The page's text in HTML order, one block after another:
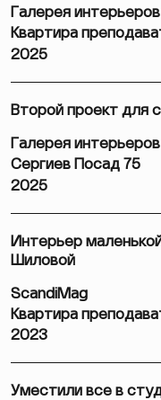
Галерея интерьеров
Квартира
2025
Второй проект для
Галерея интерьеров
Сергиев Посад 75
2025
Интерьер
Шиловой
ScandiMag
Квартира
2023
Уместили все в